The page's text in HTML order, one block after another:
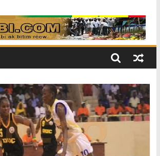
sélectionneurs sur 10 déjà partis
Sécheresse: Faut-il stocker l’eau?
À Ceuta, le bilan des morts monte à
75 côté espagnol, 11 côté marocain